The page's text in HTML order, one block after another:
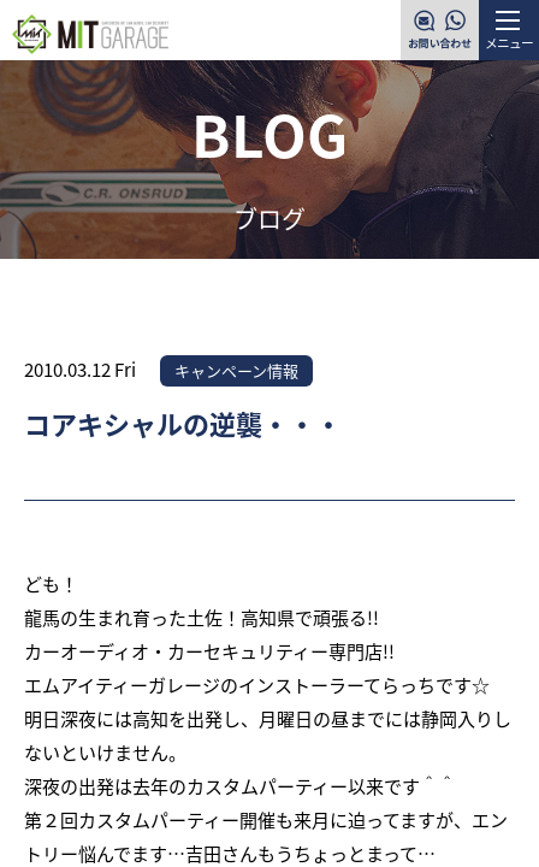
メニュー
BLOG
ブログ
2010.03.12 Fri キャンペーン情報
コアキシャルの逆襲・・・
ども！
龍馬の生まれ育った土佐！高知県で頑張る!!
カーオーディオ・カーセキュリティー専門店!!
エムアイティーガレージのインストーラーてらっちです☆
明日深夜には高知を出発し、月曜日の昼までには静岡入りし
ないといけません。
深夜の出発は去年のカスタムパーティー以来です＾＾
第２回カスタムパーティー開催も来月に迫ってますが、エン
トリー悩んでます…吉田さんもうちょっとまって…